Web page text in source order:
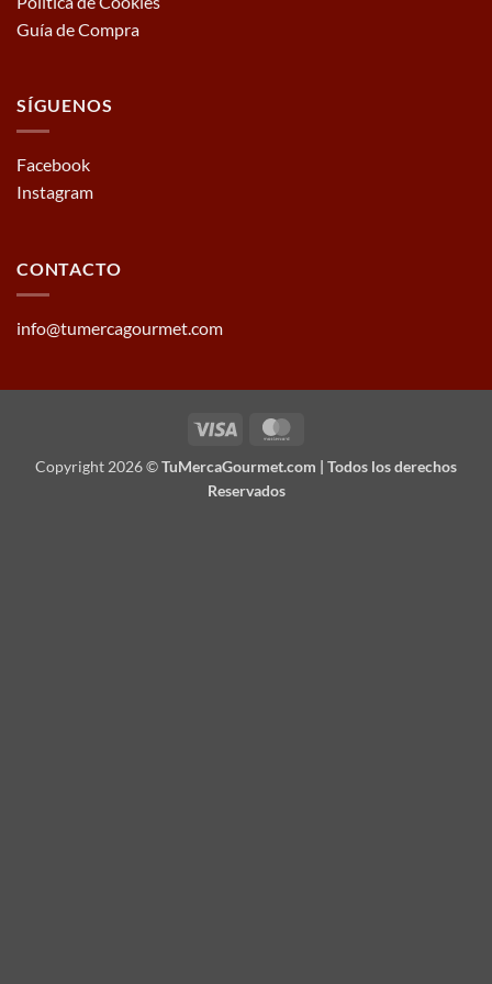
Guía de Compra
SÍGUENOS
Facebook
Instagram
CONTACTO
info@tumercagourmet.com
Visa
Copyright 2026 ©TuMercaGourmet.com | Todos los derechos
Reservados